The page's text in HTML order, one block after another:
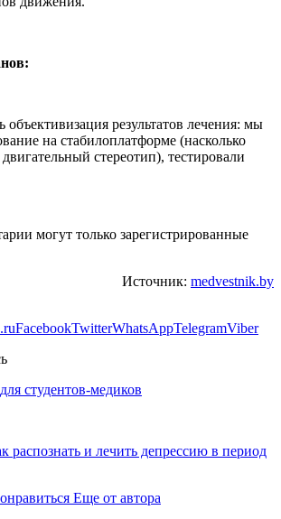
результатов лечения: мы
на стабилоплатформе (насколько
двигательный стереотип), тестировали
могут только зарегистрированные
Источник: medvestnik.by
FacebookTwitterWhatsAppTelegramViber
студентов-медиков
распознать и лечить депрессию в период
Еще от автора